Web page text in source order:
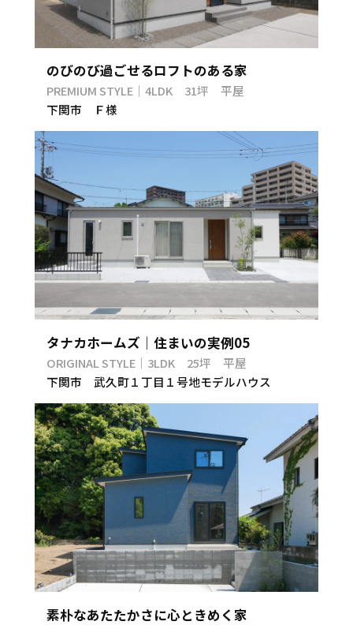
のびのび過ごせるロフトのある家
PREMIUM STYLE｜4LDK 31坪 平屋
下関市 Ｆ様
タナカホームズ｜住まいの実例05
ORIGINAL STYLE｜3LDK 25坪 平屋
下関市 武久町１丁目１号地モデルハウス
素朴なあたたかさに心ときめく家